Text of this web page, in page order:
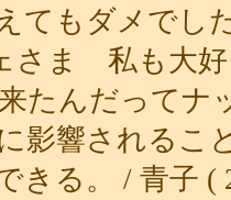
てもダメでし
さま 私も大好
たんだってナ
影響されるこ
きる。 / 青子 (